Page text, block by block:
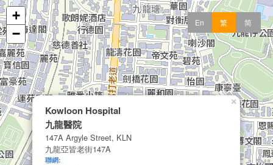
En 繁 简
Kowloon Hospital
九龍醫院
147A Argyle Street, KLN
九龍亞皆老街147A
聯網:
×
+
−